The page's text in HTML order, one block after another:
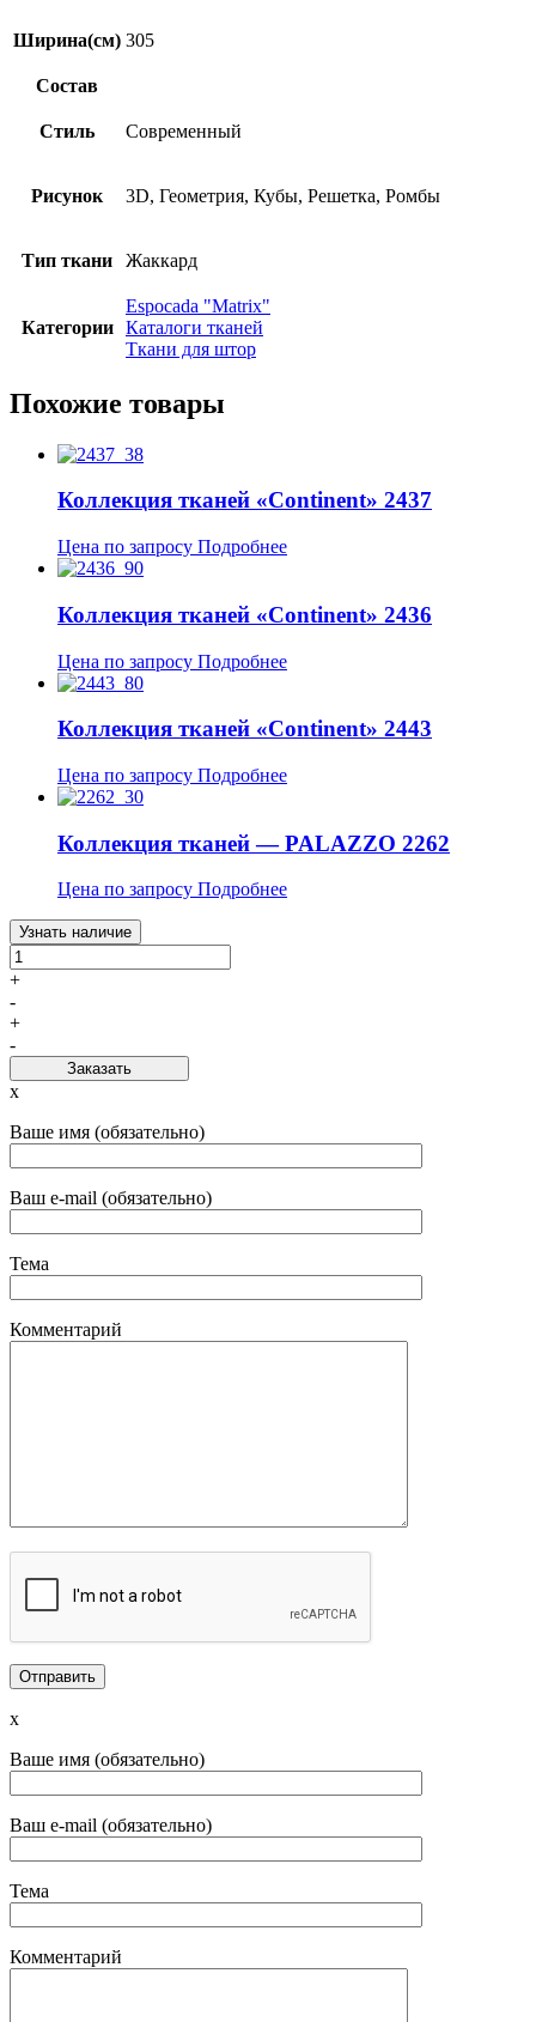
Ширина(см) 305
Состав
Стиль Современный
Рисунок 3D, Геометрия, Кубы, Решетка, Ромбы
Тип ткани Жаккард
Категории
Espocada "Matrix"
Каталоги тканей
Ткани для штор
Похожие товары
Коллекция тканей «Continent» 2437
Цена по запросу Подробнее
Коллекция тканей «Continent» 2436
Цена по запросу Подробнее
Коллекция тканей «Continent» 2443
Цена по запросу Подробнее
Коллекция тканей — PALAZZO 2262
Цена по запросу Подробнее
Узнать наличие
+
-
+
-
Заказать
x
Ваше имя (обязательно)
Ваш e-mail (обязательно)
Тема
Комментарий
x
Ваше имя (обязательно)
Ваш e-mail (обязательно)
Тема
Комментарий